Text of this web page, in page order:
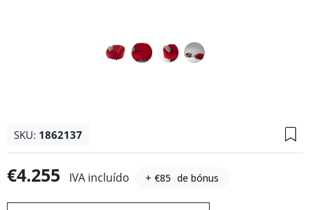
SKU: 1862137
€4.255 IVA incluído + €85 de bónus